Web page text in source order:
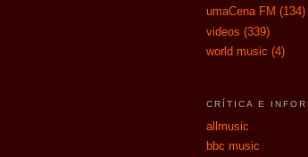
umaCena FM (134)
videos (339)
world music (4)
CRÍTICA E
allmusic
bbc music